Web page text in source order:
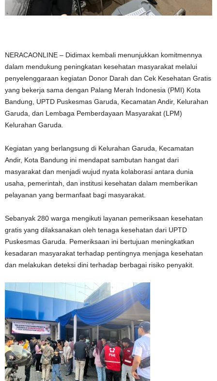
NERACAONLINE – Didimax kembali menunjukkan komitmennya
dalam mendukung peningkatan kesehatan masyarakat melalui
penyelenggaraan kegiatan Donor Darah dan Cek Kesehatan Gratis
yang bekerja sama dengan Palang Merah Indonesia (PMI) Kota
Bandung, UPTD Puskesmas Garuda, Kecamatan Andir, Kelurahan
Garuda, dan Lembaga Pemberdayaan Masyarakat (LPM)
Kelurahan Garuda.
Kegiatan yang berlangsung di Kelurahan Garuda, Kecamatan
Andir, Kota Bandung ini mendapat sambutan hangat dari
masyarakat dan menjadi wujud nyata kolaborasi antara dunia
usaha, pemerintah, dan institusi kesehatan dalam memberikan
pelayanan yang bermanfaat bagi masyarakat.
Sebanyak 280 warga mengikuti layanan pemeriksaan kesehatan
gratis yang dilaksanakan oleh tenaga kesehatan dari UPTD
Puskesmas Garuda. Pemeriksaan ini bertujuan meningkatkan
kesadaran masyarakat terhadap pentingnya menjaga kesehatan
dan melakukan deteksi dini terhadap berbagai risiko penyakit.